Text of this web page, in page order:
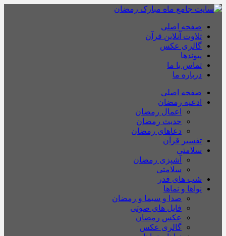
صفحه اصلی
تلاوت آنلاین قرآن
گالری عکس
پیوندها
تماس با ما
درباره ما
صفحه اصلی
ادعیه رمضان
اعمال رمضان
حدیث رمضان
دعاهای رمضان
تفسیر قرآن
سلامتی
آشپزی رمضان
سلامتی
شب های قدر
نواها و نماها
صدا و سیما و رمضان
فایل های صوتی
عکس رمضان
گالری عکس